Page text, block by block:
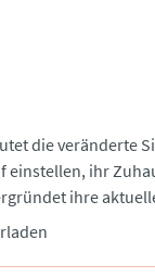
die veränderte
einstellen, ihr
ihre